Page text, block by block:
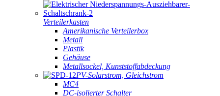
Verteilerkasten
Amerikanische Verteilerbox
Metall
Plastik
Gehäuse
Metallsockel, Kunststoffabdeckung
PV-Solarstrom, Gleichstrom
MC4
DC-isolierter Schalter